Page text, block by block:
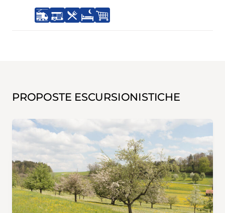
PROPOSTE ESCURSIONISTICHE